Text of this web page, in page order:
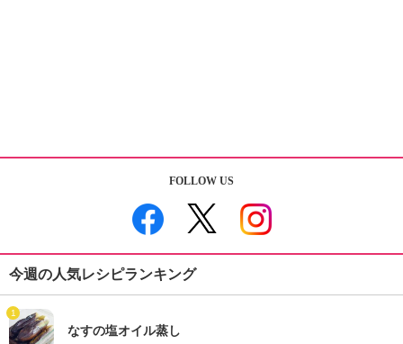
FOLLOW US
今週の人気レシピランキング
1
なすの塩オイル蒸し